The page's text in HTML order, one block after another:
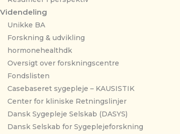
Videndeling
Unikke BA
Forskning & udvikling
hormonehealthdk
Oversigt over forskningscentre
Fondslisten
Casebaseret sygepleje – KAUSISTIK
Center for kliniske Retningslinjer
Dansk Sygepleje Selskab (DASYS)
Dansk Selskab for Sygeplejeforskning